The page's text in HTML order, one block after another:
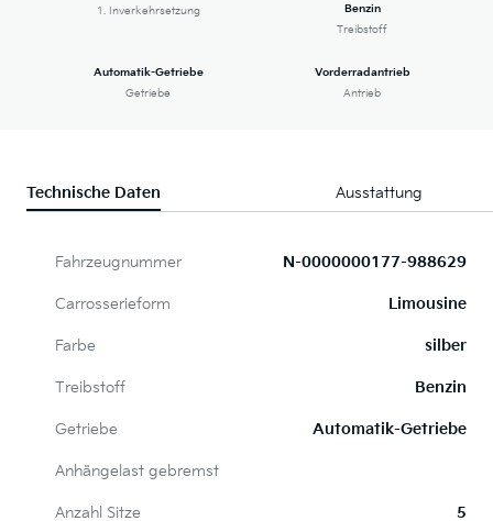
1. Inverkehrsetzung
Benzin
Treibstoff
Automatik-Getriebe
Getriebe
Vorderradantrieb
Antrieb
Technische Daten Ausstattung
Fahrzeugnummer N-0000000177-988629
Carrosserieform Limousine
Farbe silber
Treibstoff Benzin
Getriebe Automatik-Getriebe
Anhängelast gebremst
Anzahl Sitze 5